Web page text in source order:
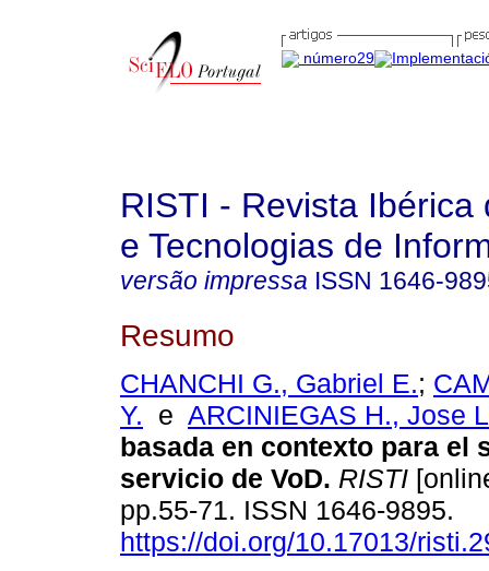
RISTI - Revista Ibérica
e Tecnologias de
versão impressa ISSN 1646-
Resumo
CHANCHI G., Gabriel E.;
Y. e ARCINIEGAS H., Jose
basada en contexto para el
servicio de VoD. RISTI
pp.55-71. ISSN 1646-9895.
https://doi.org/10.17013/